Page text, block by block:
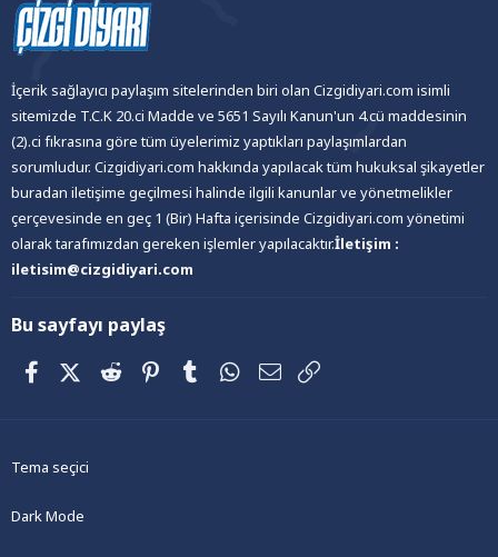
İçerik sağlayıcı paylaşım sitelerinden biri olan Cizgidiyari.com isimli
sitemizde T.C.K 20.ci Madde ve 5651 Sayılı Kanun'un 4.cü maddesinin
(2).ci fıkrasına göre tüm üyelerimiz yaptıkları paylaşımlardan
sorumludur. Cizgidiyari.com hakkında yapılacak tüm hukuksal şikayetler
buradan iletişime geçilmesi halinde ilgili kanunlar ve yönetmelikler
çerçevesinde en geç 1 (Bir) Hafta içerisinde Cizgidiyari.com yönetimi
olarak tarafımızdan gereken işlemler yapılacaktır.İletişim :
iletisim@cizgidiyari.com
Bu sayfayı paylaş
FacebookX (Twitter)
Reddit PinterestTumblrWhatsApp
E-posta
Tema seçici
Dark Mode